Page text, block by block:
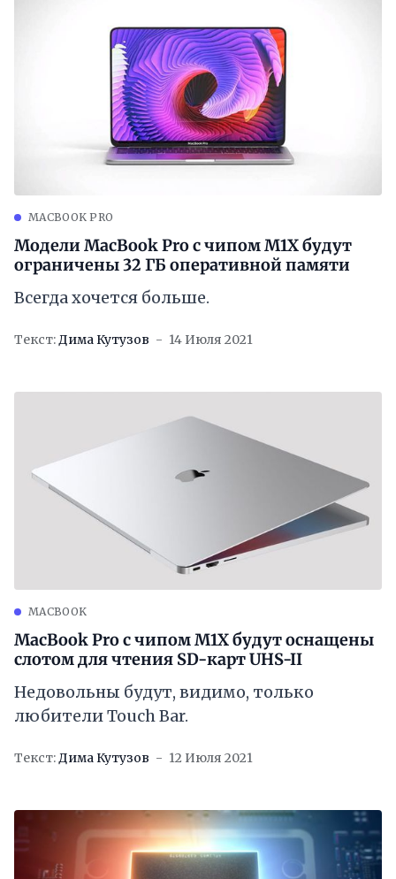
MACBOOK PRO
Модели MacBook Pro с чипом M1X будут
ограничены 32 ГБ оперативной памяти
Всегда хочется больше.
Текст:Дима Кутузов 14 Июля 2021
MACBOOK
MacBook Pro с чипом M1X будут оснащены
слотом для чтения SD-карт UHS-II
Недовольны будут, видимо, только
любители Touch Bar.
Текст:Дима Кутузов 12 Июля 2021